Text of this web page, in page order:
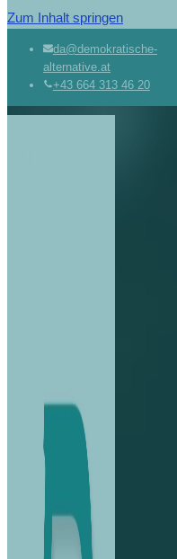
Zum Inhalt springen
da@demokratische-
alternative.at
+43 664 313 46 20